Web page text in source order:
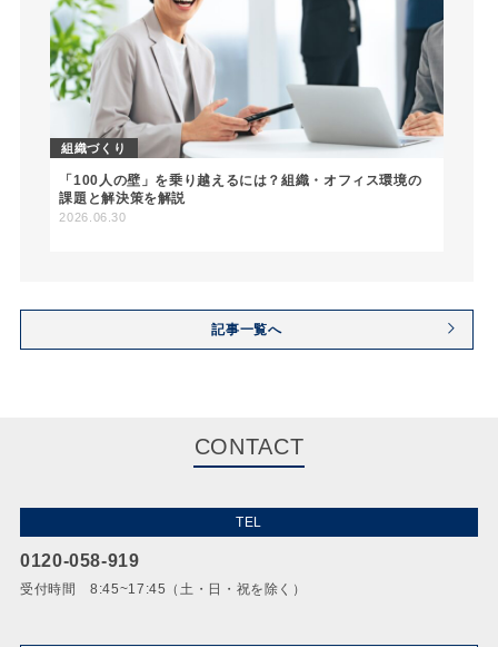
組織づくり
「100人の壁」を乗り越えるには？組織・オフィス環境の
課題と解決策を解説
2026.06.30
記事一覧へ
CONTACT
TEL
0120-058-919
受付時間 8:45~17:45（土・日・祝を除く）